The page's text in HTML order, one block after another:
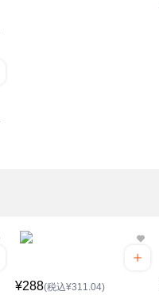
¥288(税込¥311.04)